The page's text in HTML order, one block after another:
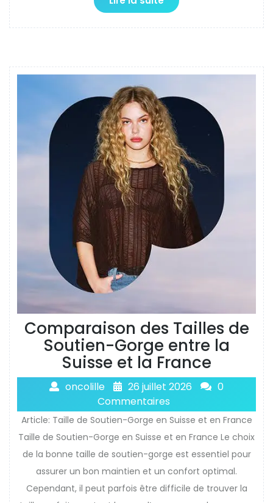
Comparaison des Tailles de
Soutien-Gorge entre la
Suisse et la France
oncolille 26 juillet 2026
0
Commentaires
Article: Taille de Soutien-Gorge en Suisse et en France
Taille de Soutien-Gorge en Suisse et en France Le choix
de la bonne taille de soutien-gorge est essentiel pour
assurer un bon maintien et un confort optimal.
Cependant, il peut parfois être difficile de trouver la